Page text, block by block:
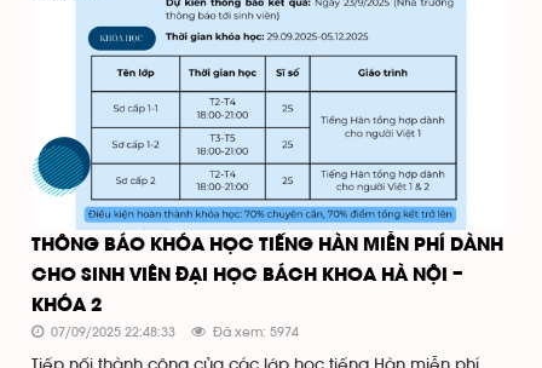
THÔNG BÁO KHÓA HỌC TIẾNG HÀN MIỄN PHÍ DÀNH
CHO SINH VIÊN ĐẠI HỌC BÁCH KHOA HÀ NỘI –
KHÓA 2
07/09/2025 22:48:33 Đã xem: 5974